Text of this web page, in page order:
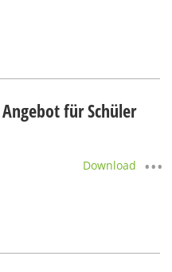
für Schüler
Download